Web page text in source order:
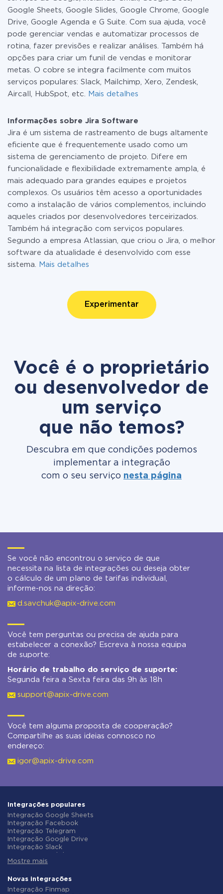
Google Sheets, Google Slides, Google Chrome, Google
Drive, Google Agenda e G Suite. Com sua ajuda, você
pode gerenciar vendas e automatizar processos de
rotina, fazer previsões e realizar análises. Também há
opções para criar um funil de vendas e monitorar
metas. O cobre se integra facilmente com muitos
serviços populares: Slack, Mailchimp, Xero, Zendesk,
Aircall, HubSpot, etc.
Mais detalhes
Informações sobre Jira Software
Jira é um sistema de rastreamento de bugs altamente
eficiente que é frequentemente usado como um
sistema de gerenciamento de projeto. Difere em
funcionalidade e flexibilidade extremamente ampla, é
mais adequado para grandes equipes e projetos
complexos. Os usuários têm acesso a oportunidades
como a instalação de vários complementos, incluindo
aqueles criados por desenvolvedores terceirizados.
Também há integração com serviços populares.
Segundo a empresa Atlassian, que criou o Jira, o melhor
software da atualidade é desenvolvido com esse
sistema.
Mais detalhes
Experimentar
Você é o proprietário
ou desenvolvedor de
um serviço
que não temos?
Descubra em que condições podemos
implementar a integração
com o seu serviço nesta página
Se você não encontrou o serviço de que
necessita na lista de integrações ou deseja obter
o cálculo de um plano de tarifas individual,
informe-nos na direção:
d.savchuk@apix-drive.com
Você tem perguntas ou precisa de ajuda para
estabelecer a conexão? Escreva à nossa equipa
de suporte:
Horário de trabalho do serviço de suporte:
Segunda feira a Sexta feira das 9h às 18h
support@apix-drive.com
Você tem alguma proposta de cooperação?
Compartilhe as suas ideias connosco no
endereço:
igor@apix-drive.com
Integrações populares
Integração Google Sheets
Integração Facebook
Integração Telegram
Integração Google Drive
Integração Slack
Integração Gmail
Integração ClickUp
Integração Airtable
Mostre mais
Novas integrações
Integração Finmap